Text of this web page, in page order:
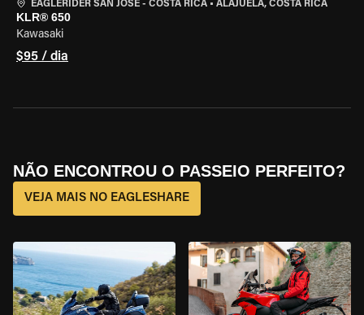
EAGLERIDER SAN JOSE - COSTA RICA • ALAJUELA, COSTA RICA
KLR® 650
Kawasaki
$95 / dia
NÃO ENCONTROU O PASSEIO PERFEITO?
VEJA MAIS NO EAGLESHARE